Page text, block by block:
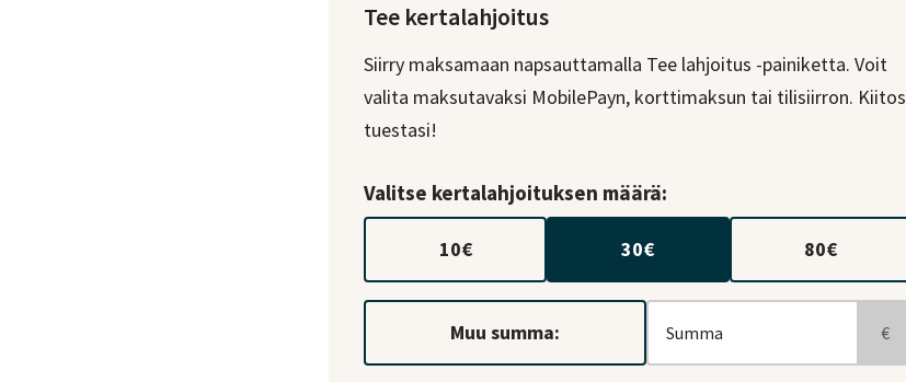
Tee kertalahjoitus
Siirry maksamaan napsauttamalla Tee lahjoitus -painiketta. Voit
valita maksutavaksi MobilePayn, korttimaksun tai tilisiirron. Kiitos
tuestasi!
Valitse kertalahjoituksen määrä:
10€ 30€ 80€
Muu summa: €